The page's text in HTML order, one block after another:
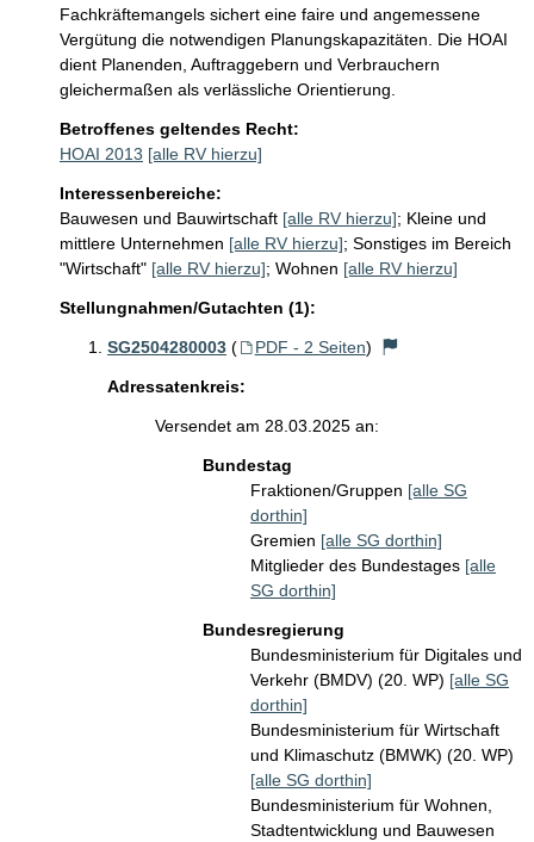
Fachkräftemangels sichert eine faire und angemessene
Vergütung die notwendigen Planungskapazitäten. Die HOAI
dient Planenden, Auftraggebern und Verbrauchern
gleichermaßen als verlässliche Orientierung.
Betroffenes geltendes Recht:
HOAI 2013 [alle RV hierzu]
Interessenbereiche:
Bauwesen und Bauwirtschaft [alle RV hierzu]; Kleine und
mittlere Unternehmen [alle RV hierzu]; Sonstiges im Bereich
"Wirtschaft" [alle RV hierzu]; Wohnen [alle RV hierzu]
Stellungnahmen/Gutachten (1):
SG2504280003 ( PDF - 2 Seiten)
Adressatenkreis:
Versendet am 28.03.2025 an:
Bundestag
Fraktionen/Gruppen [alle SG
dorthin]
Gremien [alle SG dorthin]
Mitglieder des Bundestages [alle
SG dorthin]
Bundesregierung
Bundesministerium für Digitales und
Verkehr (BMDV) (20. WP) [alle SG
dorthin]
Bundesministerium für Wirtschaft
und Klimaschutz (BMWK) (20. WP)
[alle SG dorthin]
Bundesministerium für Wohnen,
Stadtentwicklung und Bauwesen